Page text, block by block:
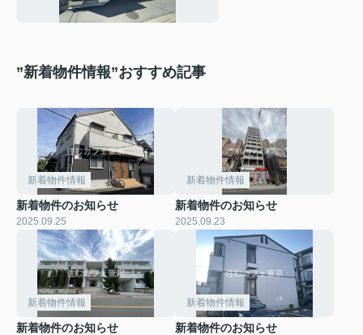
”新着物件情報”おすすめ記事
新着物件情報
新着物件のお知らせ
2025.09.25
新着物件情報
新着物件のお知らせ
2025.09.23
新着物件情報
新着物件のお知らせ
新着物件情報
新着物件のお知らせ